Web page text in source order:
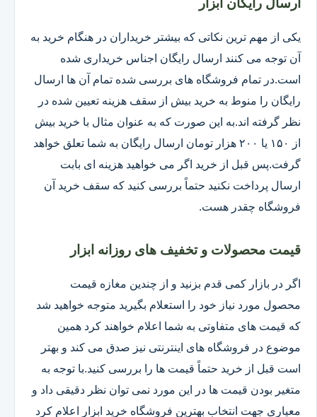
ارسال رایگان ابزار
یکی از مهم ترین نکاتی که بیشتر خریداران در هنگام خرید به
آن توجه می کنند ارسال رایگان اجناس خریداری شده
است.در تمام فروشگاه های بررسی شده تمام آن ها ارسال
رایگان را منوط به خرید بیش از سقف هزینه تعیین شده در
نظر گرفته اند.به این صورت که به عنوان مثال با خرید بیش
از ۱۵۰ یا ۲۰۰ هزار تومان ارسال رایگان به شما تعلق خواهد
گرفت.پس قبل از خرید اگر می خواهید هزینه ای بابت
ارسال پرداخت نکنید حتماً بررسی کنید که سقف خرید آن
فروشگاه چقدر هست.
قیمت محصولات و تخفیف های روزانه ابزار
اگر در بازار کمی قدم بزنید و از چندین مغازه قیمت
محصول مورد نیاز خود را استعلام بگیرید متوجه خواهید شد
که قیمت های متفاوتی به شما اعلام خواهند کرد همین
موضوع در فروشگاه های اینترنتی نیز صدق می کند و بهتر
است قبل از خرید حتماً قیمت ها را بررسی کنید.با توجه به
متغیر بودن قیمت ها در این مورد نمی توان نظر دقیقی داد و
معیاری جهت انتخاب بهترین فروشگاه خرید ابزار اعلام کرد